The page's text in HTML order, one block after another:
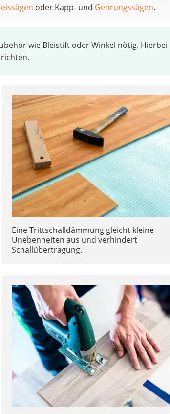
oder Kapp- und Gehrungssägen.
wie Bleistift oder Winkel nötig. Hierbei
Eine Trittschalldämmung gleicht kleine
Unebenheiten aus und verhindert
Schallübertragung.